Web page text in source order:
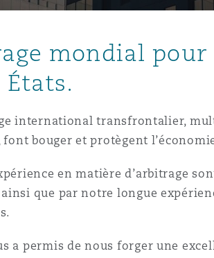
en état
et données
mondial
international transfrontalier,
bouger et protègent
en matière d’arbitrage
que par notre longue
a permis de nous forger une